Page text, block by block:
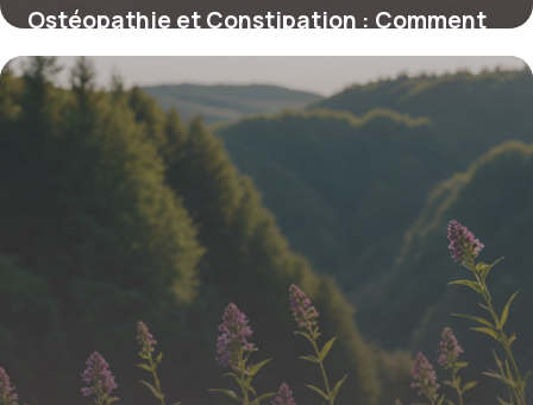
Ostéopathie et Constipation : Comment
améliorer votre transit naturellement
19 janvier 2026